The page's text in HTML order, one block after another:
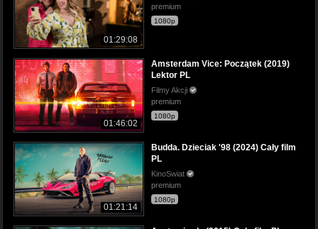
01:29:08
premium
1080p
01:46:02
Amsterdam Vice: Początek (2019)
Lektor PL
Filmy Akcji
premium
1080p
01:21:14
Budda. Dzieciak '98 (2024) Cały film
PL
KinoSwiat
premium
1080p